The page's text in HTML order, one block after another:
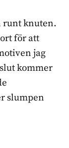
runt knuten.
för att
jag
kommer
slumpen